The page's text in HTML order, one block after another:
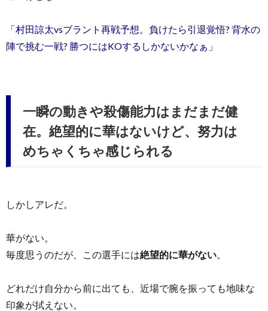
「村田諒太vsブラント再戦予想。負けたら引退覚悟? 背水の
陣で挑む一戦? 勝つにはKOするしかないかなぁ」
一瞬の動きや殺傷能力はまだまだ健
在。絶望的に華はないけど、努力は
めちゃくちゃ感じられる
しかしアレだ。
華がない。
毎度思うのだが、この選手には絶望的に華がない
どれだけ自分から前に出ても、近場で腕を振っても地味な
印象が拭えない。